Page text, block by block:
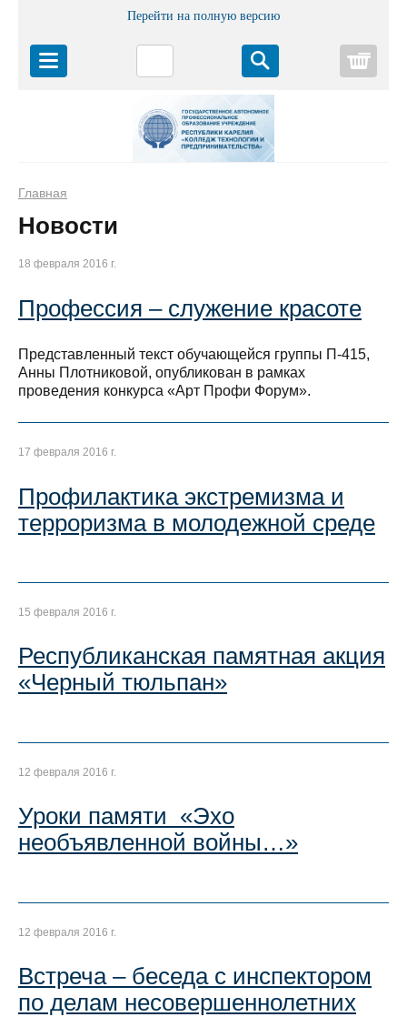
Перейти на полную версию
Главная
Новости
18 февраля 2016 г.
Профессия – служение красоте
Представленный текст обучающейся группы П-415,
Анны Плотниковой, опубликован в рамках
проведения конкурса «Арт Профи Форум».
17 февраля 2016 г.
Профилактика экстремизма и
терроризма в молодежной среде
15 февраля 2016 г.
Республиканская памятная акция
«Черный тюльпан»
12 февраля 2016 г.
Уроки памяти «Эхо
необъявленной войны…»
12 февраля 2016 г.
Встреча – беседа с инспектором
по делам несовершеннолетних